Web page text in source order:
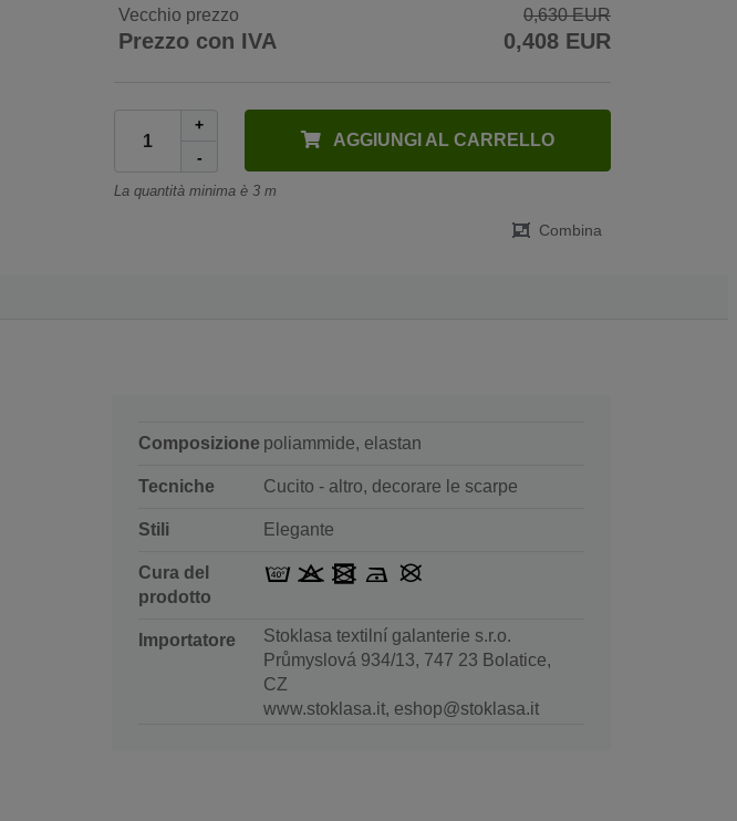
Vecchio prezzo 0,630 EUR
Prezzo con IVA 0,408 EUR
+
-
AGGIUNGI AL CARRELLO
La quantità minima è 3 m
Combina
Composizione poliammide, elastan
Tecniche Cucito - altro, decorare le scarpe
Stili Elegante
Cura del
prodotto
Importatore
Stoklasa textilní galanterie s.r.o.
Průmyslová 934/13, 747 23 Bolatice,
CZ
www.stoklasa.it, eshop@stoklasa.it